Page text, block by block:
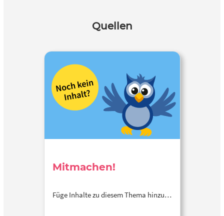
Quellen
Mitmachen!
Füge Inhalte zu diesem Thema hinzu…